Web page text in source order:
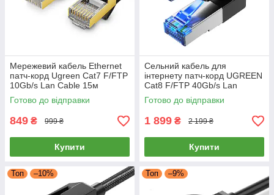
Мережевий кабель Ethernet
патч-корд Ugreen Cat7 F/FTP
10Gb/s Lan Cable 15м
(чорний) NW107
Готово до відправки
849 ₴ 999 ₴
Купити
Сельний кабель для
інтернету патч-корд UGREEN
Cat8 F/FTP 40Gb/s Lan
Ethernet Cable 20м (чорний)
NW153
Готово до відправки
1 899 ₴ 2 199 ₴
Купити
Топ –10% Топ –9%